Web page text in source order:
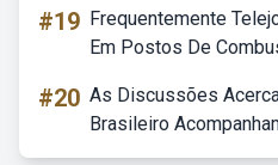
#19 Frequentemente
Em Postos De
#20 As Discussões
Brasileiro